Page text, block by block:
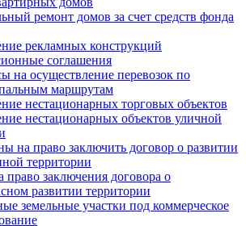
ремонт домов за счет средств фонда
рекламных конструкций
соглашения
на осуществление перевозок по
маршрутам
нестационарных торговых объектов
нестационарных объектов уличной
на право заключить договор о развитии
территории
право заключения договора о
развитии территории
земельные участки под коммерческое